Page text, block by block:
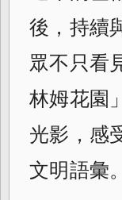
後，持續
眾不只看
林姆花園
光影，感
文明語彙。